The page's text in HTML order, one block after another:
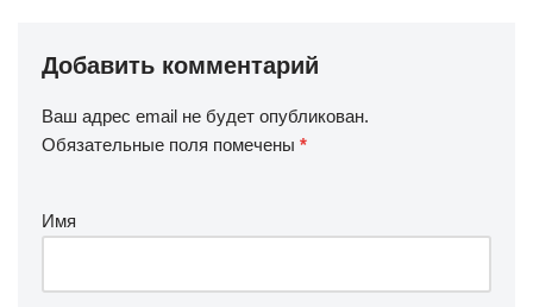
Добавить комментарий
Ваш адрес email не будет опубликован.
Обязательные поля помечены *
Имя